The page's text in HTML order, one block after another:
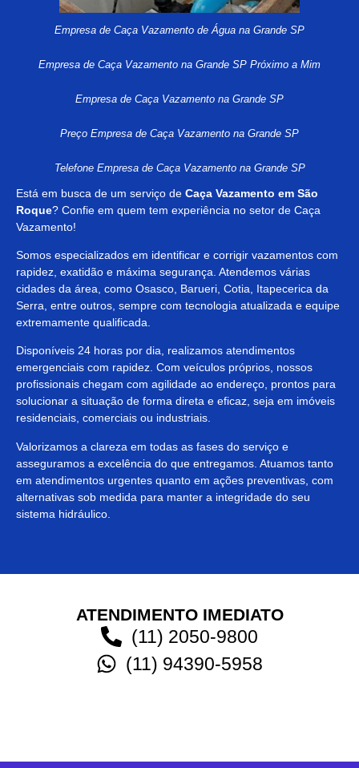
Empresa de Caça Vazamento de Água na Grande SP
Empresa de Caça Vazamento na Grande SP Próximo a Mim
Empresa de Caça Vazamento na Grande SP
Preço Empresa de Caça Vazamento na Grande SP
Telefone Empresa de Caça Vazamento na Grande SP
Está em busca de um serviço de Caça Vazamento em São
Roque? Confie em quem tem experiência no setor de Caça
Vazamento!
Somos especializados em identificar e corrigir vazamentos com
rapidez, exatidão e máxima segurança. Atendemos várias
cidades da área, como Osasco, Barueri, Cotia, Itapecerica da
Serra, entre outros, sempre com tecnologia atualizada e equipe
extremamente qualificada.
Disponíveis 24 horas por dia, realizamos atendimentos
emergenciais com rapidez. Com veículos próprios, nossos
profissionais chegam com agilidade ao endereço, prontos para
solucionar a situação de forma direta e eficaz, seja em imóveis
residenciais, comerciais ou industriais.
Valorizamos a clareza em todas as fases do serviço e
asseguramos a excelência do que entregamos. Atuamos tanto
em atendimentos urgentes quanto em ações preventivas, com
alternativas sob medida para manter a integridade do seu
sistema hidráulico.
ATENDIMENTO IMEDIATO
(11) 2050-9800
(11) 94390-5958